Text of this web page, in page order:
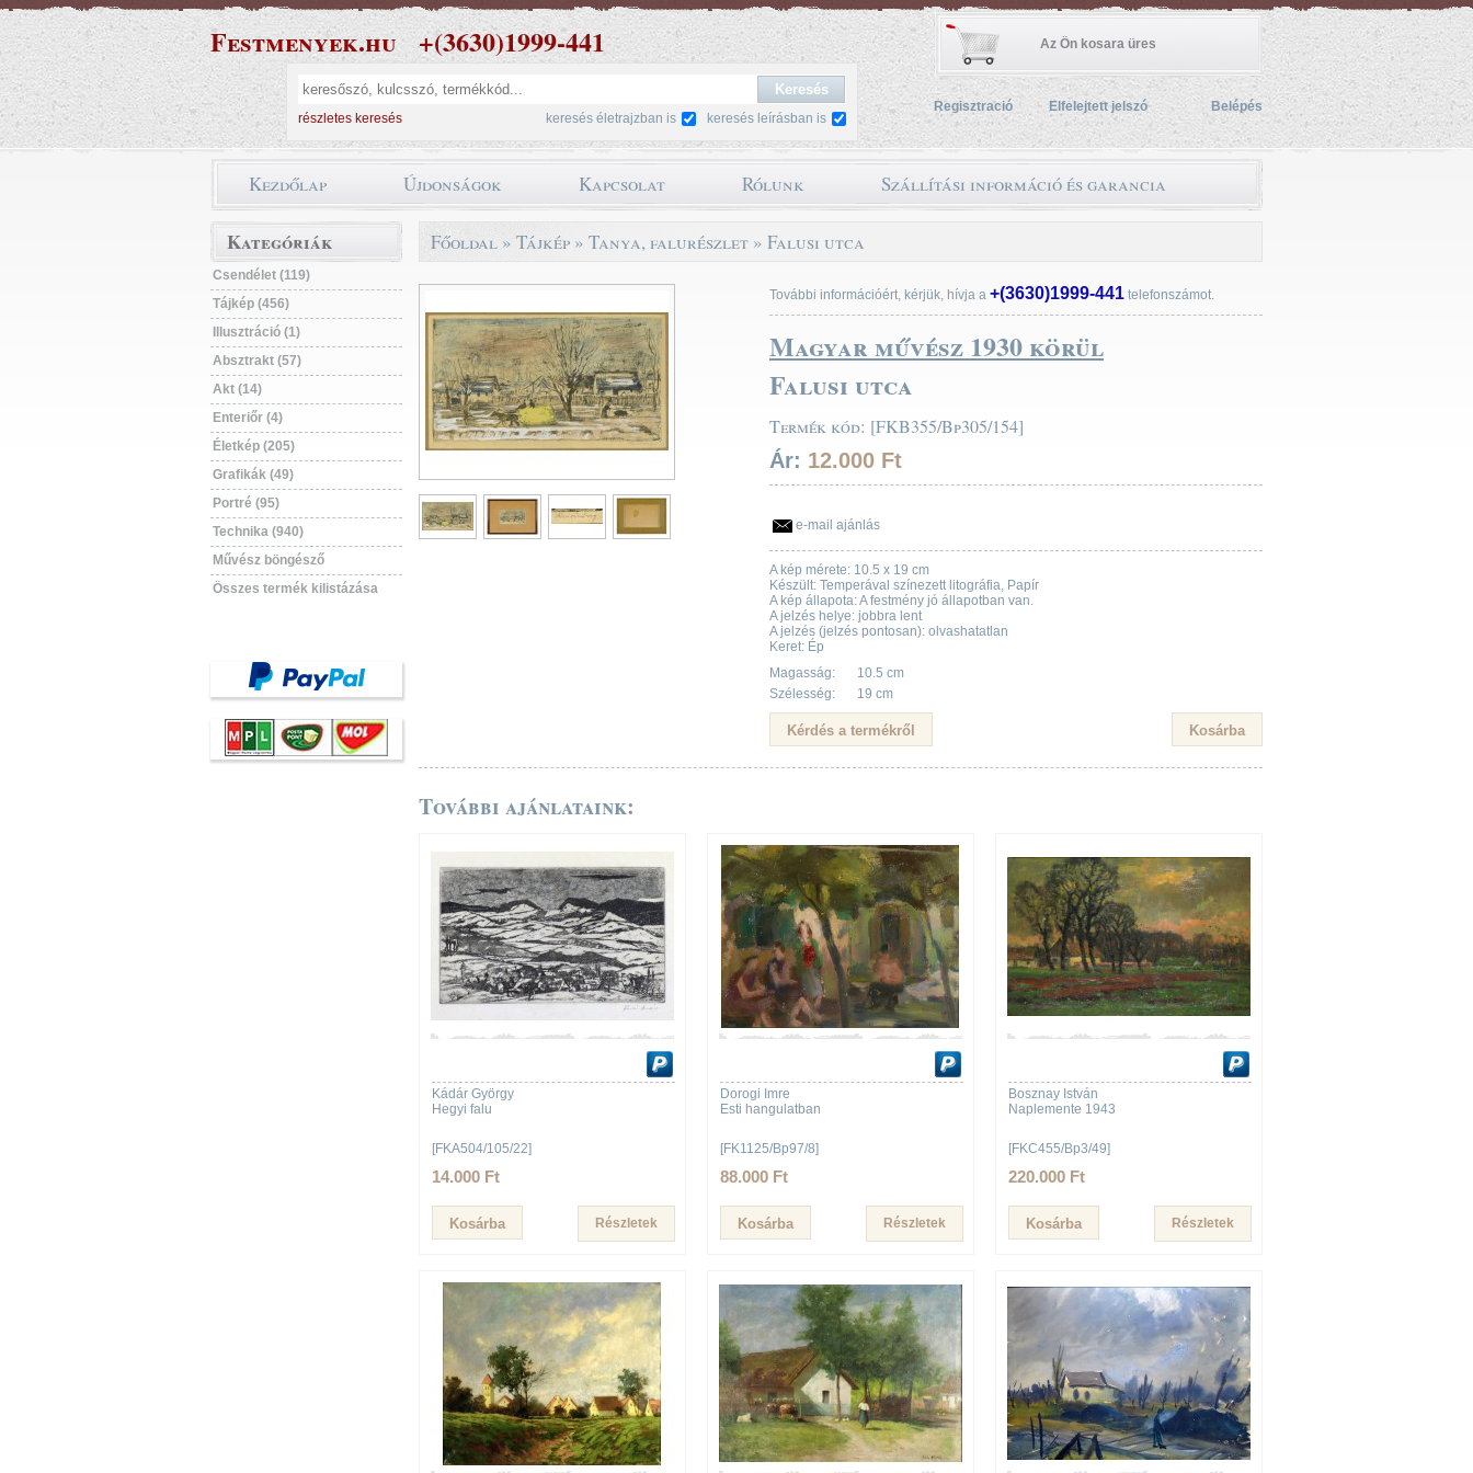
Festmenyek.hu +(3630)1999-441
részletes keresés keresés leírásban is
keresés életrajzban is
Az Ön kosara üres
Regisztració Elfelejtett jelszó Belépés
Kezdőlap Újdonságok Kapcsolat Rólunk Szállítási információ és garancia
Kategóriák
Csendélet (119)
Tájkép (456)
Illusztráció (1)
Absztrakt (57)
Akt (14)
Enteriőr (4)
Életkép (205)
Grafikák (49)
Portré (95)
Technika (940)
Művész böngésző
Összes termék kilistázása
Főoldal » Tájkép » Tanya, falurészlet » Falusi utca
További információért, kérjük, hívja a +(3630)1999-441 telefonszámot.
Magyar művész 1930 körül
Falusi utca
Termék kód: [FKB355/Bp305/154]
Ár: 12.000 Ft
e-mail ajánlás
A kép mérete: 10.5 x 19 cm
Készült: Temperával színezett litográfia, Papír
A kép állapota: A festmény jó állapotban van.
A jelzés helye: jobbra lent
A jelzés (jelzés pontosan): olvashatatlan
Keret: Ép
Magasság:
10.5 cm
Szélesség:
19 cm
További ajánlataink:
Kádár György
Hegyi falu
[FKA504/105/22]
14.000 Ft
Részletek
Dorogi Imre
Esti hangulatban
[FK1125/Bp97/8]
88.000 Ft
Részletek
Bosznay István
Naplemente 1943
[FKC455/Bp3/49]
220.000 Ft
Részletek